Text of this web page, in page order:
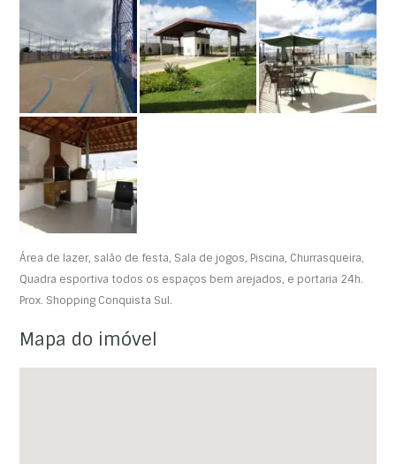
Área de lazer, salão de festa, Sala de jogos, Piscina, Churrasqueira,
Quadra esportiva todos os espaços bem arejados, e portaria 24h.
Prox. Shopping Conquista Sul.
Mapa do imóvel